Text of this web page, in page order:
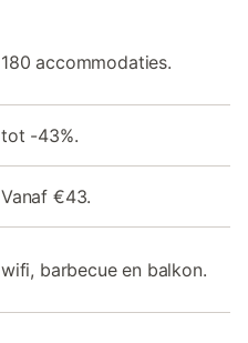
180 accommodaties.
tot -43%.
Vanaf €43.
wifi, barbecue en balkon.